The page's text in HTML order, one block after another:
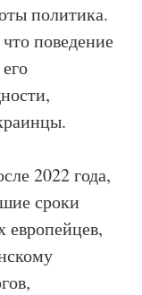
политика.
поведение
2022 года,
сроки
европейцев,